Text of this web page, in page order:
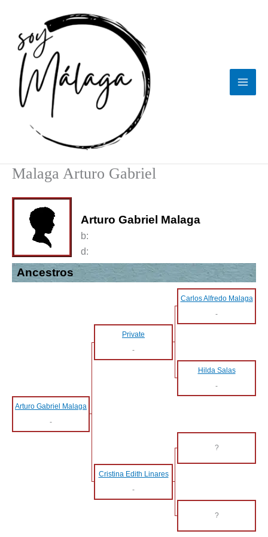
contenido
Malaga Arturo Gabriel
Arturo Gabriel Malaga
b:
d:
Ancestros
Carlos Alfredo Malaga
-
Private
-
Hilda Salas
-
Arturo Gabriel Malaga
-
?
Cristina Edith Linares
-
?